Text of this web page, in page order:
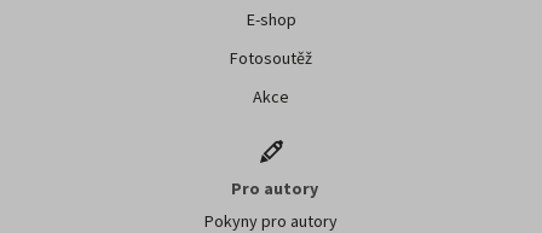
E-shop
Fotosoutěž
Akce
Pro autory
Pokyny pro autory